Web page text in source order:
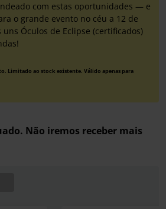
com estas oportunidades — e
o grande evento no céu a 12 de
Óculos de Eclipse (certificados)
Limitado ao stock existente. Válido apenas para
Não iremos receber mais